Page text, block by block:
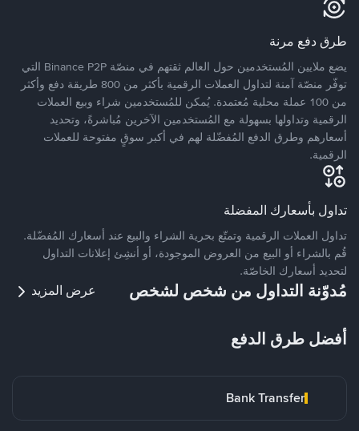
طرق دفع مرنة
يضع ملايين المُستخدمين حول العالم ثقتهم في منصّة Binance P2P التي
توفّر منصّة آمنة لتداول العملات الرقمية بأكثر من 800 طريقة دفع وأكثر
من 100 عملة محلية مُعتمدة. يُمكن للمُستخدمين شراء وبيع العملات
الرقمية وتداولها بسهولة مع المُستخدمين الآخرين مُباشرةً، وتحديد
أسعارهم وطرق الدفع المُفضّلة لهم في أكبر سوقٍ مفتوحة للعملات
الرقمية.
تداول بأسعارك المفضلة
تداول العملات الرقمية وتمتّع بحرية الشراء والبيع عند أسعارك المُفضّلة.
قُم بالشراء أو البيع من العروض الموجودة، أو أنشِئ إعلانات التداول
لتحديد أسعارك الخاصّة.
مُدوّنة التداول من شخص لشخص عرض المزيد
أفضل طرق الدفع
Bank Transfer